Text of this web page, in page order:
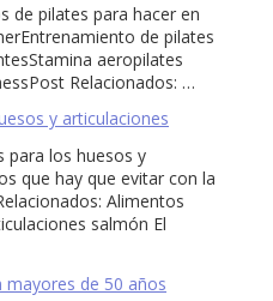
de pilates para hacer en
de pilates
aeropilates
Relacionados: …
y articulaciones
para los huesos y
que hay que evitar con la
Alimentos
salmón El
de 50 años